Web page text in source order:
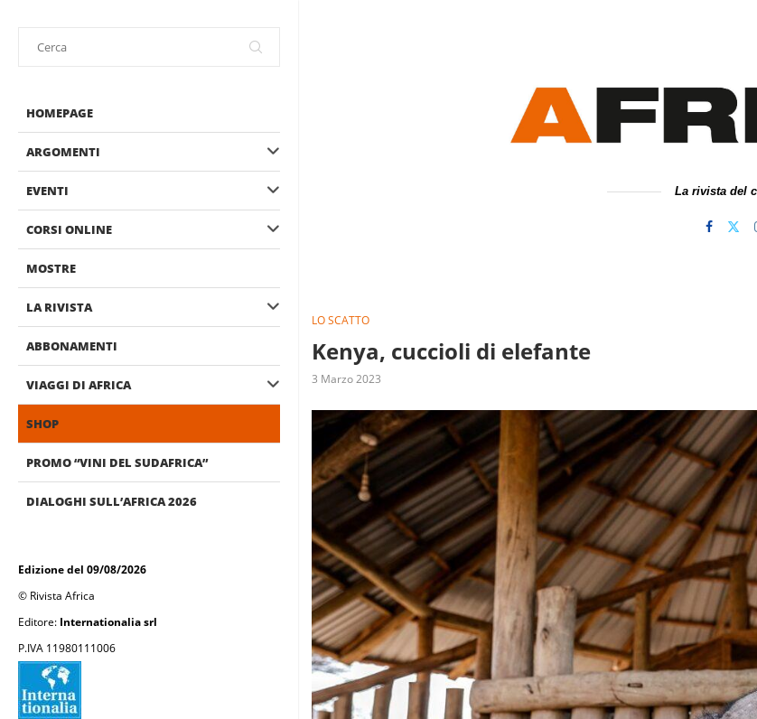
HOMEPAGE
ARGOMENTI
EVENTI
CORSI ONLINE
MOSTRE
LA RIVISTA
ABBONAMENTI
VIAGGI DI AFRICA
SHOP
PROMO “VINI DEL SUDAFRICA”
DIALOGHI SULL’AFRICA 2026
Edizione del 09/08/2026
© Rivista Africa
Editore: Internationalia srl
P.IVA 11980111006
La rivista del
LO SCATTO
Kenya, cuccioli di elefante
3 Marzo 2023